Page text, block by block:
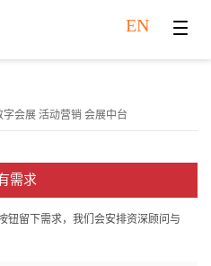
EN
字会展 活动营销 会展中台
需求
钮留下需求，我们会安排资深顾问与